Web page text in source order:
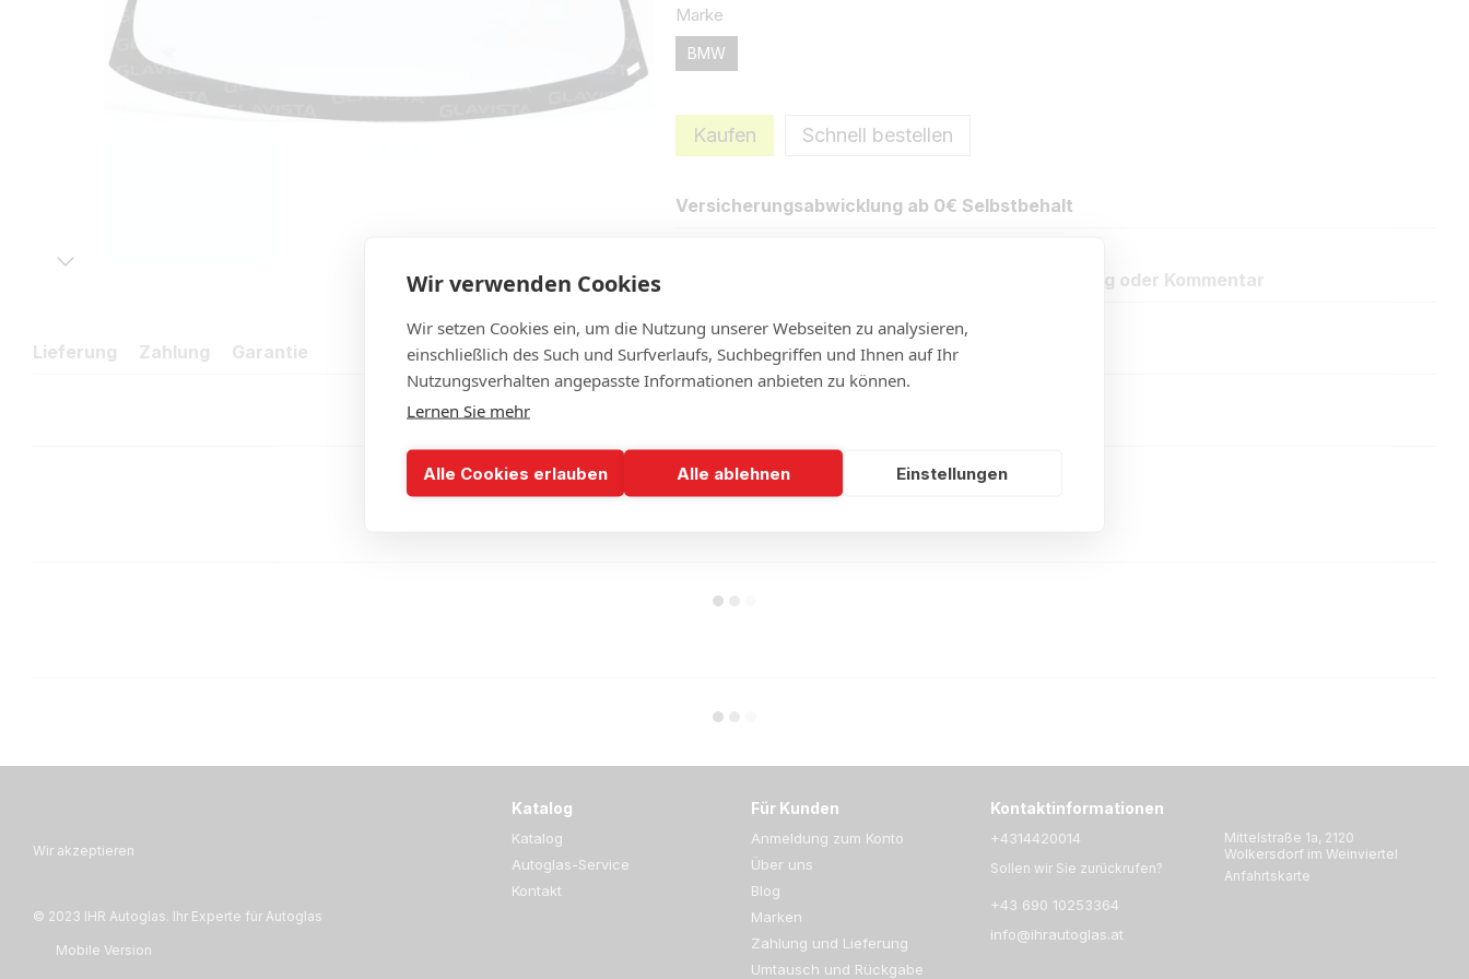
Marke
BMW
Kaufen Schnell bestellen
Versicherungsabwicklung ab 0€ Selbstbehalt
Neue Bewertung oder Kommentar
Lieferung Zahlung Garantie
Wir akzeptieren
© 2023 IHR Autoglas. Ihr Experte für Autoglas
Mobile Version
Katalog
Katalog
Autoglas-Service
Kontakt
Für Kunden
Anmeldung zum Konto
Über uns
Blog
Marken
Zahlung und Lieferung
Umtausch und Rückgabe
Kontaktinformationen
+4314420014
Sollen wir Sie zurückrufen?
+43 690 10253364
info@ihrautoglas.at
Mittelstraße 1a, 2120
Wolkersdorf im Weinviertel
Anfahrtskarte
Wir verwenden Cookies
Wir setzen Cookies ein, um die Nutzung unserer Webseiten zu analysieren,
einschließlich des Such und Surfverlaufs, Suchbegriffen und Ihnen auf Ihr
Nutzungsverhalten angepasste Informationen anbieten zu können.
Lernen Sie mehr
Alle Cookies erlauben Alle ablehnen Einstellungen